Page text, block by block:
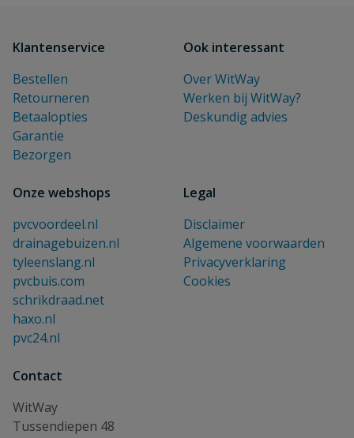
Klantenservice
Bestellen
Retourneren
Betaalopties
Garantie
Bezorgen
Ook interessant
Over WitWay
Werken bij WitWay?
Deskundig advies
Onze webshops
pvcvoordeel.nl
drainagebuizen.nl
tyleenslang.nl
pvcbuis.com
schrikdraad.net
haxo.nl
pvc24.nl
Legal
Disclaimer
Algemene voorwaarden
Privacyverklaring
Cookies
Contact
WitWay
Tussendiepen 48